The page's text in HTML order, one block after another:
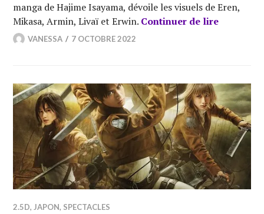
manga de Hajime Isayama, dévoile les visuels de Eren,
Mikasa, Armin, Livaï et Erwin. Continuer de lire[Musical]
VANESSA 7 OCTOBRE 2022
2.5D, JAPON, SPECTACLES